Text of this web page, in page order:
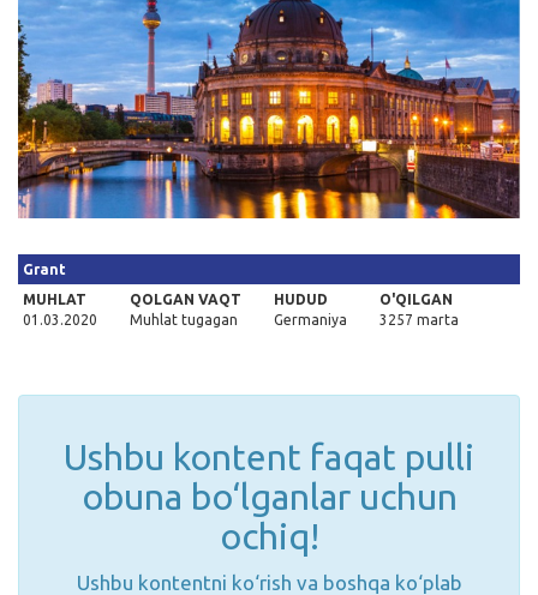
Kirish
Grant
MUHLAT
01.03.2020
QOLGAN VAQT
Muhlat tugagan
HUDUD
Germaniya
O'QILGAN
3257 marta
Ushbu kontent faqat pulli
obuna bo‘lganlar uchun
ochiq!
Ushbu kontentni ko‘rish va boshqa ko‘plab